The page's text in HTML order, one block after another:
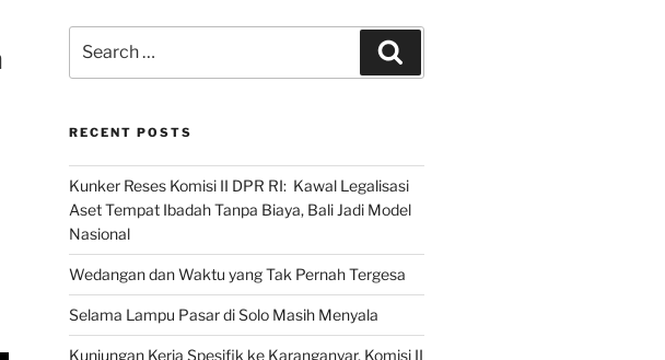
for:
RECENT POSTS
Kunker Reses Komisi II DPR RI: Kawal Legalisasi
Aset Tempat Ibadah Tanpa Biaya, Bali Jadi Model
Nasional
Wedangan dan Waktu yang Tak Pernah Tergesa
Selama Lampu Pasar di Solo Masih Menyala
Kunjungan Kerja Spesifik ke Karanganyar, Komisi II